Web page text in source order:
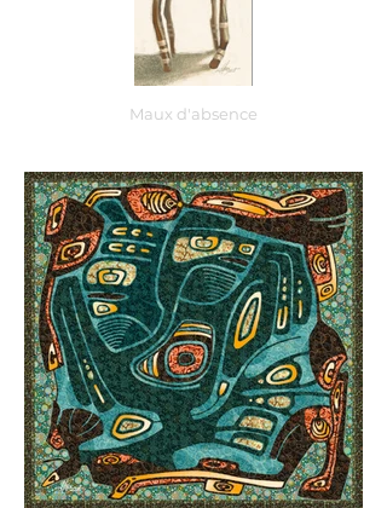
Maux d'absence